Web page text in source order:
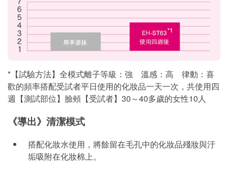
*【試驗方法】全模式離子等級：強 溫感：高 律動：喜
歡的頻率搭配受試者平日使用的化妝品一天一次，共使用四
週【測試部位】臉頰【受試者】30～40多歲的女性10人
《導出》清潔模式
搭配化妝水使用，將餘留在毛孔中的化妝品殘妝與汙
垢吸附在化妝棉上。